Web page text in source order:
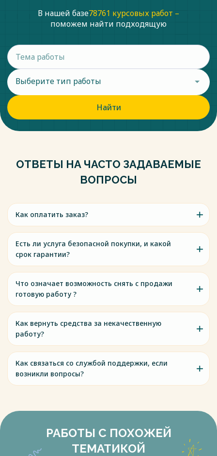
В нашей базе78761 курсовых работ –
поможем найти подходящую
Выберите тип работы
Найти
ОТВЕТЫ НА ЧАСТО ЗАДАВАЕМЫЕ
ВОПРОСЫ
Как оплатить заказ?
Есть ли услуга безопасной покупки, и какой
срок гарантии?
Что означает возможность снять с продажи
готовую работу ?
Как вернуть средства за некачественную
работу?
Как связаться со службой поддержки, если
возникли вопросы?
РАБОТЫ С ПОХОЖЕЙ
ТЕМАТИКОЙ